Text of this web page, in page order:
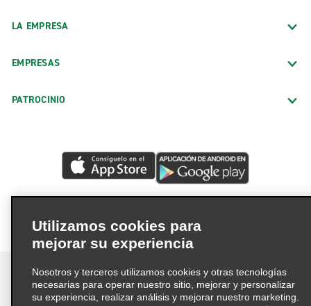
LA EMPRESA
EMPRESAS
PATROCINIO
Utilizamos cookies para
mejorar su experiencia
Nosotros y terceros utilizamos cookies y otras tecnologías
necesarias para operar nuestro sitio, mejorar y personalizar
su experiencia, realizar análisis y mejorar nuestro marketing.